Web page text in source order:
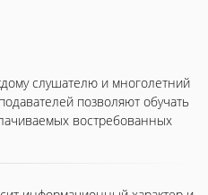
слушателю и многолетний
позволяют обучать
востребованных